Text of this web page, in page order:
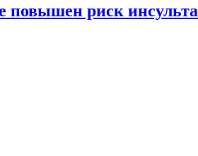
повышен риск инсульта